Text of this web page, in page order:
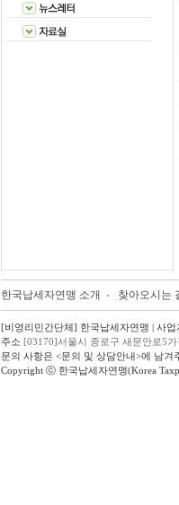
한국납세자연맹 소개 찾아오시는
[비영리민간단체] 한국납세자연맹 | 사
주소 [03170]서울시 종로구 새문안로5
문의 사항은 <문의 및 상담안내>에 남겨
Copyright ⓒ 한국납세자연맹(Korea